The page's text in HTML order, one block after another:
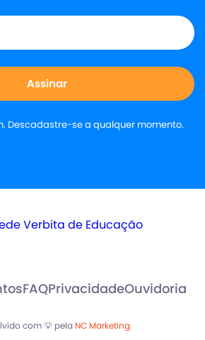
Descadastre-se a qualquer momento.
FAQPrivacidadeOuvidoria
com 💡 pela NC Marketing